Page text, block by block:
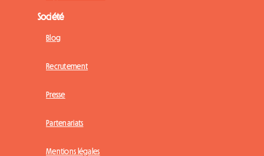
Société
Blog
Recrutement
Presse
Partenariats
Mentions légales